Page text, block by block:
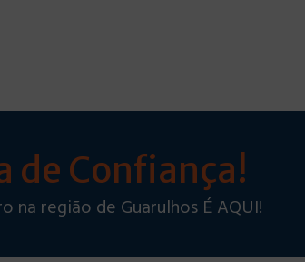
de Confiança!
na região de Guarulhos É AQUI!